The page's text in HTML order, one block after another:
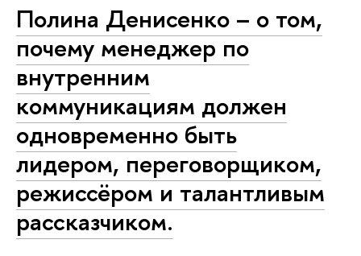
Полина Денисенко – о том,
почему менеджер по
внутренним
коммуникациям должен
одновременно быть
лидером, переговорщиком,
режиссёром и талантливым
рассказчиком.